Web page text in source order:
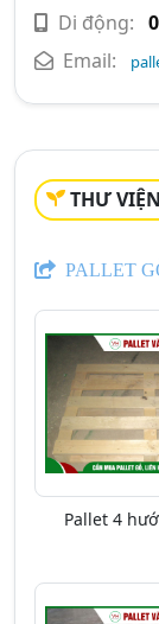
Di động:
Email:
THƯ
PALLET
Pallet 4